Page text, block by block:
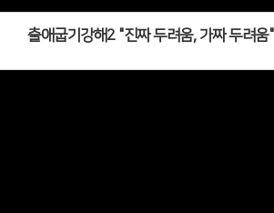
출애굽기강해2 "진짜 두려움, 가짜 두려움"